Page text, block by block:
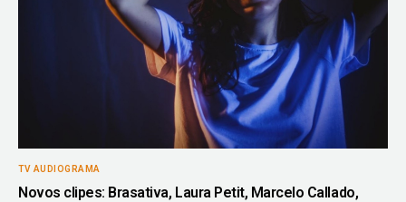
TV AUDIOGRAMA
Novos clipes: Brasativa, Laura Petit, Marcelo Callado,